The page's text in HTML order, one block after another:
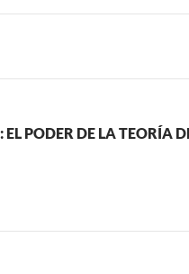
PODER DE LA TEORÍA